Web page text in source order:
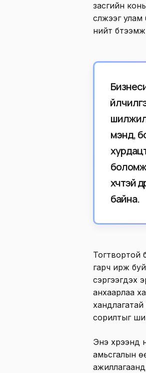
засгийн
сүлжээг
нийт
мэнд,
хүчтэй
байна.
Тогтвортой
гарч ирж
сэргээгдэх
анхаарлаа
сорилтыг
Энэ хүрээнд
амьсгалын